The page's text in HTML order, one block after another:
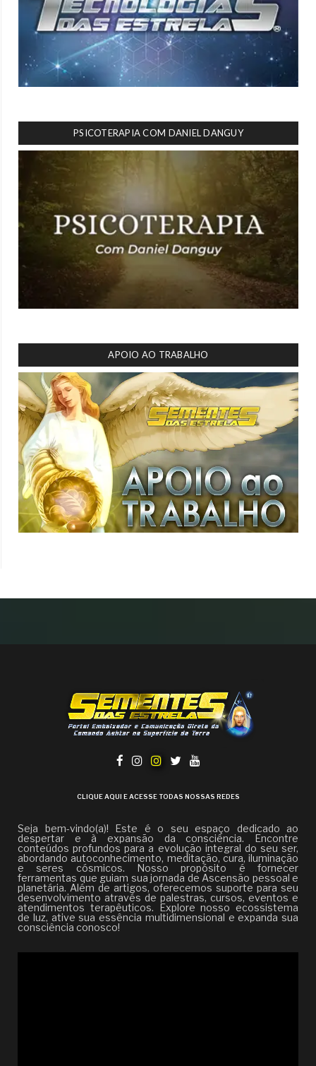
PSICOTERAPIA COM DANIEL DANGUY
APOIO AO TRABALHO
CLIQUE AQUI E ACESSE TODAS NOSSAS REDES
Seja bem-vindo(a)! Este é o seu espaço dedicado ao
despertar e à expansão da consciência. Encontre
conteúdos profundos para a evolução integral do seu ser,
abordando autoconhecimento, meditação, cura, iluminação
e seres cósmicos. Nosso propósito é fornecer
ferramentas que guiam sua jornada de Ascensão pessoal e
planetária. Além de artigos, oferecemos suporte para seu
desenvolvimento através de palestras, cursos, eventos e
atendimentos terapêuticos. Explore nosso ecossistema
de luz, ative sua essência multidimensional e expanda sua
consciência conosco!